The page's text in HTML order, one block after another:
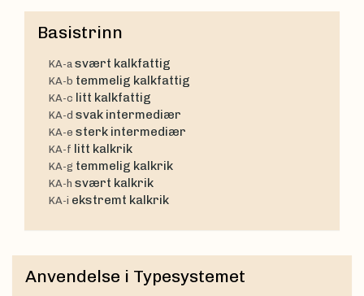
Basistrinn
KA-a svært kalkfattig
KA-b temmelig kalkfattig
KA-c litt kalkfattig
KA-d svak intermediær
KA-e sterk intermediær
KA-f litt kalkrik
KA-g temmelig kalkrik
KA-h svært kalkrik
KA-i ekstremt kalkrik
Anvendelse i Typesystemet